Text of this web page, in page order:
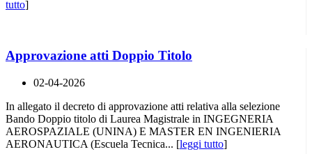
tutto]
Approvazione atti Doppio Titolo
02-04-2026
In allegato il decreto di approvazione atti relativa alla selezione
Bando Doppio titolo di Laurea Magistrale in INGEGNERIA
AEROSPAZIALE (UNINA) E MASTER EN INGENIERIA
AERONAUTICA (Escuela Tecnica... [leggi tutto]